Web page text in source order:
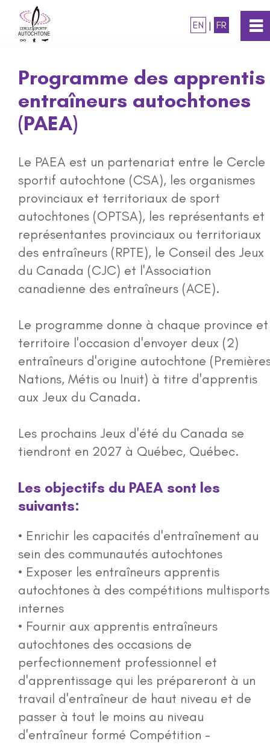
Programme des apprentis
entraîneurs autochtones
(PAEA)
Le PAEA est un partenariat entre le Cercle
sportif autochtone (CSA), les organismes
provinciaux et territoriaux de sport
autochtones (OPTSA), les représentants et
représentantes provinciaux ou territoriaux
des entraîneurs (RPTE), le Conseil des Jeux
du Canada (CJC) et l'Association
canadienne des entraîneurs (ACE).
Le programme donne à chaque province et
territoire l'occasion d'envoyer deux (2)
entraîneurs d'origine autochtone
Nations, Métis ou Inuit) à titre d'apprentis
aux Jeux du Canada.
Les prochains Jeux d'été du Canada se
tiendront en 2027 à Québec, Québec.
Les objectifs du PAEA sont les
suivants:
• Enrichir les capacités d'entraînement au
sein des communautés autochtones
• Exposer les entraîneurs apprentis
autochtones à des compétitions multisports
internes
• Fournir aux apprentis entraîneurs
autochtones des occasions de
perfectionnement professionnel et
d'apprentissage qui les prépareront à un
travail d'entraîneur de haut niveau et de
passer à tout le moins au niveau
d'entraîneur formé Compétition -
0
Accueil
À propos
Soutien aux athlètes
Programme destiné aux entra�®neurs
d'athlètes autochtones
Modules pour entra�®neurs
autochtones (MEEA)
Formation des personnes-ressources
pour les MEAA (FPRMEEA)
Programme des apprentis
entra�®neurs autochtones (PAEA)
Programme communautaire des
apprentis entra�®neurs autochtones
Soutien aux communautés
Prix
Statégie nationale
Médias et nouvelles
Événements
Pour nous joindre
Portail d'atelier
~
EN | FR